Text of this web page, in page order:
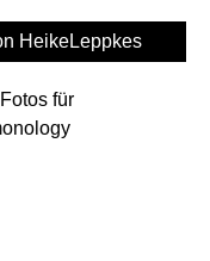
HeikeLeppkes
für